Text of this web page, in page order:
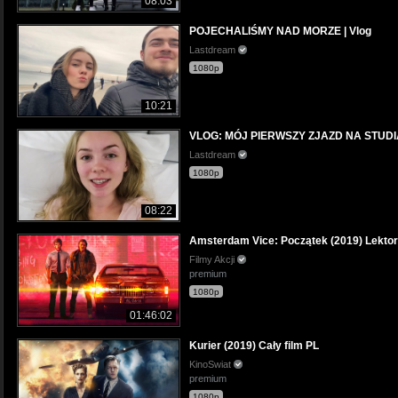
10:21
POJECHALIŚMY NAD MORZE | Vlog
Lastdream
1080p
08:22
VLOG: MÓJ PIERWSZY ZJAZD NA
Lastdream
1080p
01:46:02
Amsterdam Vice: Początek (2019)
Filmy Akcji
premium
1080p
Kurier (2019) Cały film PL
KinoSwiat
premium